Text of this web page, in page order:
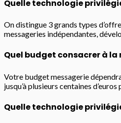
Quelle technologie
On distingue 3 grands types
messageries indépendantes,
Quel budget consacrer à la
Votre budget messagerie
jusqu’à plusieurs centaines
Quelle technologie